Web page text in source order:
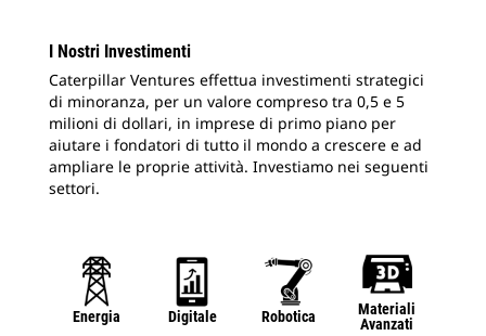
I Nostri Investimenti
Caterpillar Ventures effettua investimenti strategici
di minoranza, per un valore compreso tra 0,5 e 5
milioni di dollari, in imprese di primo piano per
aiutare i fondatori di tutto il mondo a crescere e ad
ampliare le proprie attività. Investiamo nei seguenti
settori.
Energia Digitale Robotica
Materiali
Avanzati